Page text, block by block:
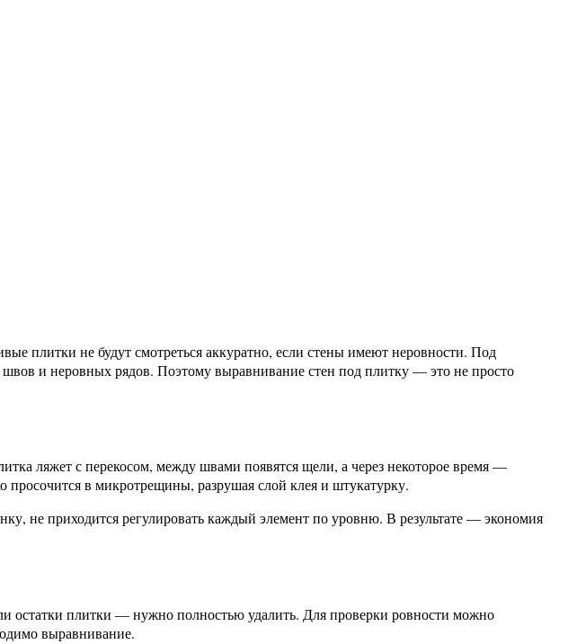
плитки не будут смотреться аккуратно, если стены имеют неровности. Под
и неровных рядов. Поэтому выравнивание стен под плитку — это не просто
ляжет с перекосом, между швами появятся щели, а через некоторое время —
в микротрещины, разрушая слой клея и штукатурку.
не приходится регулировать каждый элемент по уровню. В результате — экономия
остатки плитки — нужно полностью удалить. Для проверки ровности можно
выравнивание.